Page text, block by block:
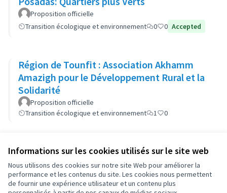
Informations sur les cookies utilisés sur le site web
Nous utilisons des cookies sur notre site Web pour améliorer la
performance et les contenus du site. Les cookies nous permettent
de fournir une expérience utilisateur et un contenu plus
Proposition officielle
Transition écologique et environnement
0 0 Accepted
Région de Tounfit : Association Akhamm
Amazigh pour le Développement Rural et la
Solidarité
Proposition officielle
Transition écologique et environnement
1 0
Conditions d'utilisation
Paramètres des cookies
OIDP sur X
(Lien externe)
OIDP sur Facebook
(Lien externe)
OIDP sur YouTube
(Lien externe)
Français